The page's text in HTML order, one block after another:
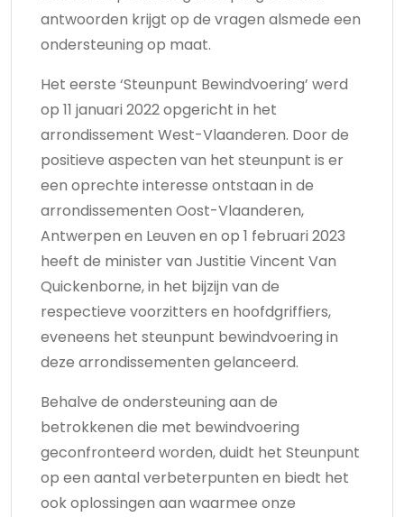
antwoorden krijgt op de vragen alsmede een
ondersteuning op maat.
Het eerste ‘Steunpunt Bewindvoering’ werd
op 11 januari 2022 opgericht in het
arrondissement West-Vlaanderen. Door de
positieve aspecten van het steunpunt is er
een oprechte interesse ontstaan in de
arrondissementen Oost-Vlaanderen,
Antwerpen en Leuven en op 1 februari 2023
heeft de minister van Justitie Vincent Van
Quickenborne, in het bijzijn van de
respectieve voorzitters en hoofdgriffiers,
eveneens het steunpunt bewindvoering in
deze arrondissementen gelanceerd.
Behalve de ondersteuning aan de
betrokkenen die met bewindvoering
geconfronteerd worden, duidt het Steunpunt
op een aantal verbeterpunten en biedt het
ook oplossingen aan waarmee onze